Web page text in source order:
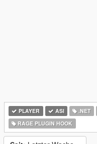
PLAYER ASI .NET
RAGE PLUGIN HOOK